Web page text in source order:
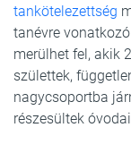
tankötelezettség
tanévre
merülhet fel, akik
születtek,
nagycsoportba
részesültek